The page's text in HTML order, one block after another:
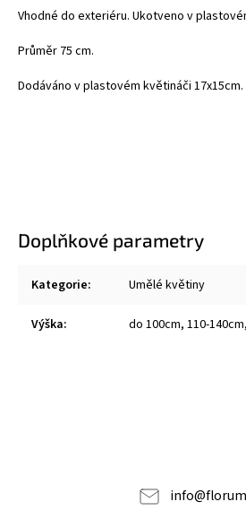
Vhodné do exteriéru. Ukotveno v
Průměr 75 cm.
Dodáváno v plastovém květináči 17x15cm.
Doplňkové parametry
Kategorie: Umělé květiny
Výška: do 100cm, 110-
info@